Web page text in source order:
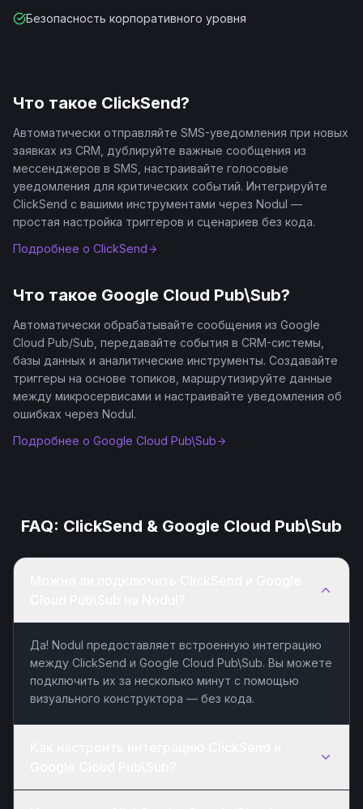
Безопасность корпоративного уровня
Что такое ClickSend?
Автоматически отправляйте SMS-уведомления при новых
заявках из CRM, дублируйте важные сообщения из
мессенджеров в SMS, настраивайте голосовые
уведомления для критических событий. Интегрируйте
ClickSend с вашими инструментами через Nodul —
простая настройка триггеров и сценариев без кода.
Подробнее о ClickSend
Что такое Google Cloud Pub\Sub?
Автоматически обрабатывайте сообщения из Google
Cloud Pub/Sub, передавайте события в CRM-системы,
базы данных и аналитические инструменты. Создавайте
триггеры на основе топиков, маршрутизируйте данные
между микросервисами и настраивайте уведомления об
ошибках через Nodul.
Подробнее о Google Cloud Pub\Sub
FAQ: ClickSend & Google Cloud Pub\Sub
Да! Nodul предоставляет встроенную интеграцию
между ClickSend и Google Cloud Pub\Sub. Вы можете
подключить их за несколько минут с помощью
визуального конструктора — без кода.